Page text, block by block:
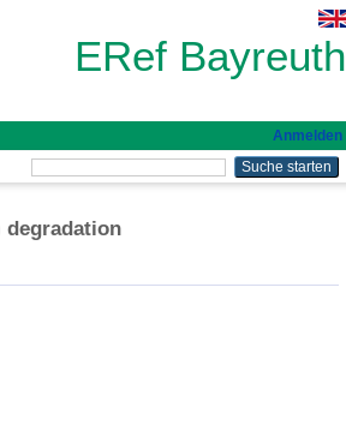
ERef Bayreuth
Anmelden
degradation